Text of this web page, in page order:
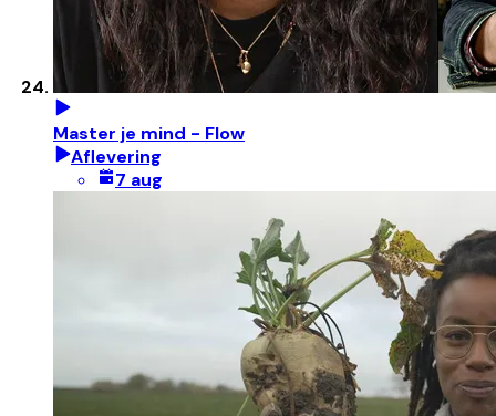
Master je mind - Flow
Aflevering
7 aug